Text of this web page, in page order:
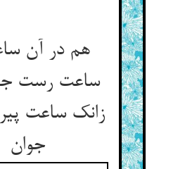
هم در آن
ساعت رست
زانک ساعت پیر
جوان